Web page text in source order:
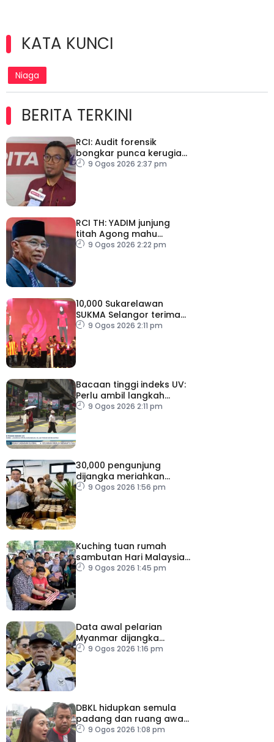
KATA KUNCI
Niaga
BERITA TERKINI
RCI: Audit forensik
bongkar punca kerugian,
kelemahan tadbir urus TH
9 Ogos 2026 2:37 pm
RCI TH: YADIM junjung
titah Agong mahu
siasatan tanpa
9 Ogos 2026 2:22 pm
10,000 Sukarelawan
SUKMA Selangor terima
elaun RM100 sehari
9 Ogos 2026 2:11 pm
Bacaan tinggi indeks UV:
Perlu ambil langkah
perlindungan, elak risiko
9 Ogos 2026 2:11 pm
30,000 pengunjung
dijangka meriahkan
Karnival Jom Makan Ipoh
9 Ogos 2026 1:56 pm
Kuching tuan rumah
sambutan Hari Malaysia
20269 Ogos 2026 1:45 pm
Data awal pelarian
Myanmar dijangka
diperoleh suku keempat
9 Ogos 2026 1:16 pm
DBKL hidupkan semula
padang dan ruang awam
untuk semua golongan
9 Ogos 2026 1:08 pm